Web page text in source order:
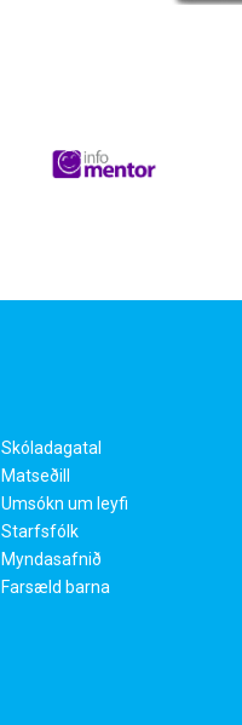
Skóladagatal
Matseðill
Umsókn um leyfi
Starfsfólk
Myndasafnið
Farsæld barna